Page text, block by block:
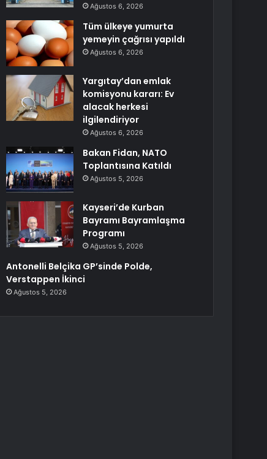
Ağustos 6, 2026
Tüm ülkeye yumurta
yemeyin çağrısı yapıldı
Ağustos 6, 2026
Yargıtay’dan emlak
komisyonu kararı: Ev
alacak herkesi
ilgilendiriyor
Ağustos 6, 2026
Bakan Fidan, NATO
Toplantısına Katıldı
Ağustos 5, 2026
Kayseri’de Kurban
Bayramı Bayramlaşma
Programı
Ağustos 5, 2026
Antonelli Belçika GP’sinde Polde,
Verstappen İkinci
Ağustos 5, 2026